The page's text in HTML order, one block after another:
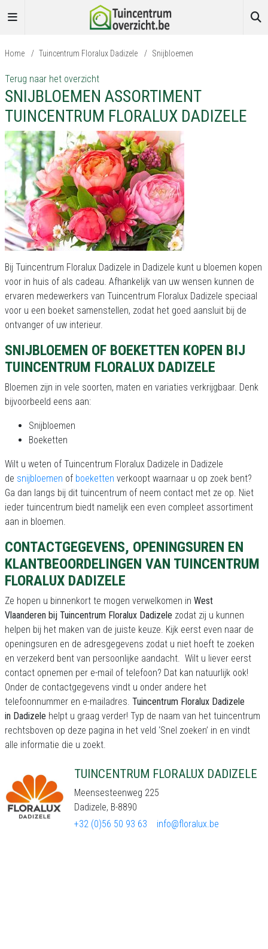
Home / Tuincentrum Floralux Dadizele / Snijbloemen
Terug naar het overzicht
SNIJBLOEMEN ASSORTIMENT
TUINCENTRUM FLORALUX DADIZELE
Bij Tuincentrum Floralux Dadizele in Dadizele kunt u bloemen kopen
voor in huis of als cadeau. Afhankelijk van uw wensen kunnen de
ervaren medewerkers van Tuincentrum Floralux Dadizele speciaal
voor u een boeket samenstellen, zodat het goed aansluit bij de
ontvanger of uw interieur.
SNIJBLOEMEN OF BOEKETTEN KOPEN BIJ
TUINCENTRUM FLORALUX DADIZELE
Bloemen zijn in vele soorten, maten en variaties verkrijgbaar. Denk
bijvoorbeeld eens aan:
Snijbloemen
Boeketten
Wilt u weten of Tuincentrum Floralux Dadizele in Dadizele
de snijbloemen of boeketten verkoopt waarnaar u op zoek bent?
Ga dan langs bij dit tuincentrum of neem contact met ze op. Niet
ieder tuincentrum biedt namelijk een even compleet assortiment
aan in bloemen.
CONTACTGEGEVENS, OPENINGSUREN EN
KLANTBEOORDELINGEN VAN TUINCENTRUM
FLORALUX DADIZELE
Ze hopen u binnenkort te mogen verwelkomen in West
Vlaanderen bij Tuincentrum Floralux Dadizele zodat zij u kunnen
helpen bij het maken van de juiste keuze. Kijk eerst even naar de
openingsuren en de adresgegevens zodat u niet hoeft te zoeken
en verzekerd bent van persoonlijke aandacht. Wilt u liever eerst
contact opnemen per e-mail of telefoon? Dat kan natuurlijk ook!
Onder de contactgegevens vindt u onder andere het
telefoonnummer en e-mailadres. Tuincentrum Floralux Dadizele
in Dadizele helpt u graag verder! Typ de naam van het tuincentrum
rechtsboven op deze pagina in het veld ‘Snel zoeken’ in en vindt
alle informatie die u zoekt.
TUINCENTRUM FLORALUX DADIZELE
Meensesteenweg 225
Dadizele, B-8890
+32 (0)56 50 93 63
info@floralux.be